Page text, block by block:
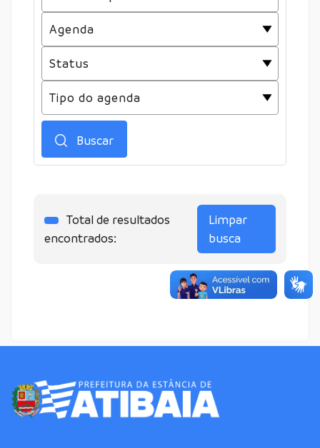
Buscar
Total de resultados
encontrados:
Limpar
busca